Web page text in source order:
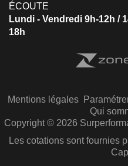
ÉCOUTE
Lundi - Vendredi 9h-12h /
18h
Mentions légales
Qui
Copyright © 2026
Les cotations sont fournies